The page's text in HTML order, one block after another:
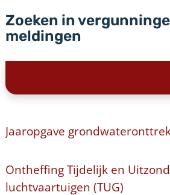
Zoeken in
meldingen
Jaaropgave
Ontheffing Tijdelijk en
luchtvaartuigen (TUG)